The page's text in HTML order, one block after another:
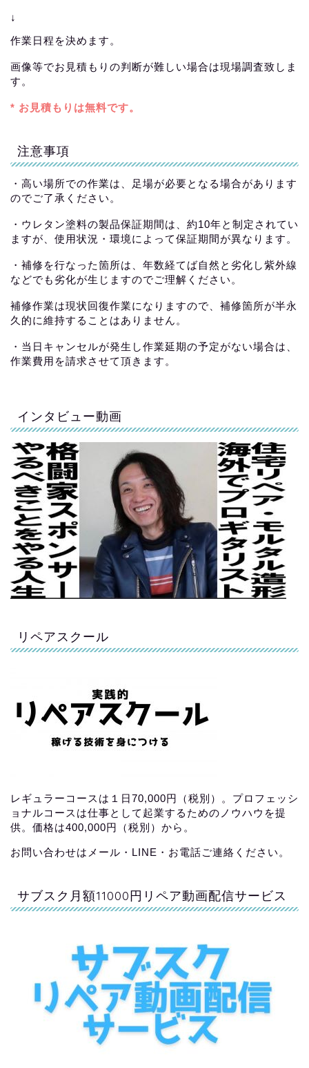
↓
作業日程を決めます。
画像等でお見積もりの判断が難しい場合は現場調査致しま
す。
* お見積もりは無料です。
注意事項
・高い場所での作業は、足場が必要となる場合があります
のでご了承ください。
・ウレタン塗料の製品保証期間は、約10年と制定されてい
ますが、使用状況・環境によって保証期間が異なります。
・補修を行なった箇所は、年数経てば自然と劣化し紫外線
などでも劣化が生じますのでご理解ください。
補修作業は現状回復作業になりますので、補修箇所が半永
久的に維持することはありません。
・当日キャンセルが発生し作業延期の予定がない場合は、
作業費用を請求させて頂きます。
インタビュー動画
リペアスクール
レギュラーコースは１日70,000円（税別）。プロフェッシ
ョナルコースは仕事として起業するためのノウハウを提
供。価格は400,000円（税別）から。
お問い合わせはメール・LINE・お電話ご連絡ください。
サブスク月額11000円リペア動画配信サービス